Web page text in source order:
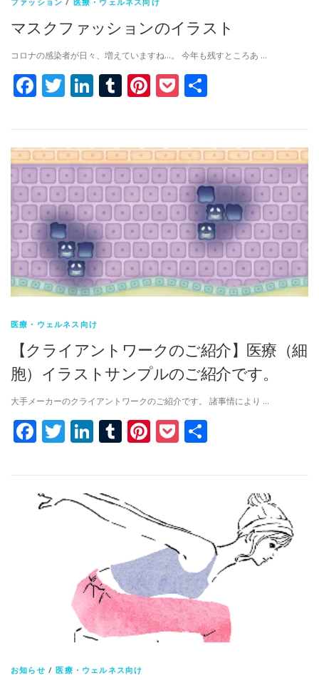
マスクファッションのイラスト
コロナの感染者が日々、増えていますね…。 今年も残すところあ …
Facebook
Twitter
LinkedIn
Tumblr
Pinterest
Pocket
医療・ウェルネス向け
【クライアントワークのご紹介】医療（細
胞）イラストサンプルのご紹介です。
大手メーカーのクライアントワークのご紹介です。 諸事情により …
Facebook
Twitter
LinkedIn
Tumblr
Pinterest
Pocket
お知らせ /医療・ウェルネス向け